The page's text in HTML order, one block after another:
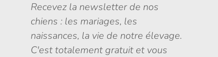
Recevez la newsletter de nos
chiens : les mariages, les
naissances, la vie de notre élevage.
C'est totalement gratuit et vous